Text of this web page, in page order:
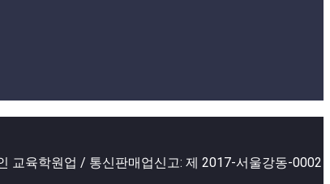
교육학원업 / 통신판매업신고: 제 2017-서울강동-0002